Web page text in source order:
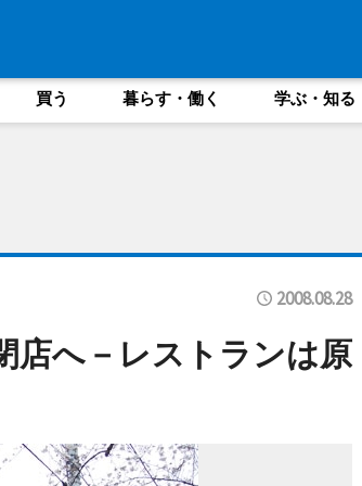
買う 暮らす・働く 学ぶ・知る
2008.08.28
店へ－レストランは原